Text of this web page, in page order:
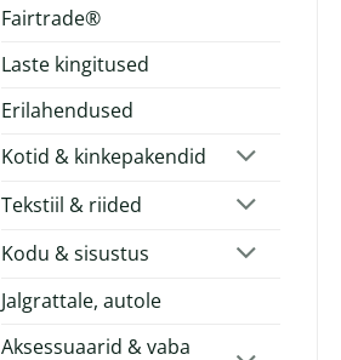
Fairtrade®
Laste kingitused
Erilahendused
Kotid & kinkepakendid
Tekstiil & riided
Kodu & sisustus
Jalgrattale, autole
Aksessuaarid & vaba